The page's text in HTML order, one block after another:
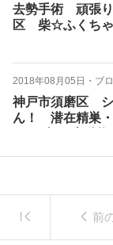
去勢手術 頑張
区 柴☆ふくち
2018年08月05日 ・ ブ
神戸市須磨区
ん！ 潜在精巣
前